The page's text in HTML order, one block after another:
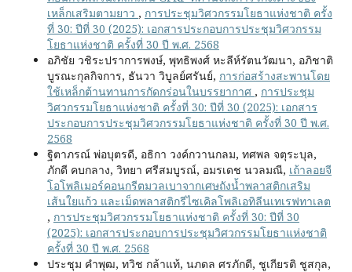
เหล็กเสริมตามยาว , การประชุมวิศวกรรมโยธาแห่งชาติ ครั้ง
ที่ 30: ปีที่ 30 (2025): เอกสารประกอบการประชุมวิศวกรรม
โยธาแห่งชาติ ครั้งที่ 30 ปี พ.ศ. 2568
อภิชัย วชิระปราการพงษ์, พุทธิพงศ์ หะลีห์รัตนวัฒนา, อภิชาติ
บูรณะกุลกิจการ, ธันวา วิบูลย์ศรันย์, การก่อสร้างสะพานโดย
ใช้เหล็กต้านทานการกัดกร่อนในบรรยากาศ , การประชุม
วิศวกรรมโยธาแห่งชาติ ครั้งที่ 30: ปีที่ 30 (2025): เอกสาร
ประกอบการประชุมวิศวกรรมโยธาแห่งชาติ ครั้งที่ 30 ปี พ.ศ.
2568
ฐิตาภรณ์ พ่อบุตรดี, อธิกา​ วงค์​กวาน​กลม, ทศพล จตุระบุล,
ภักดี คบกลาง, วิทยา ศรีสมบูรณ์, อมรเดช นวลมณี, เถ้าลอยจี
โอโพลิเมอร์คอนกรีตมวลเบาจากเศษถังน้ำพลาสติกเสริม
เส้นใยแก้ว และเม็ดพลาสติกรีไซเคิลโพลิเอทิลีนเทเรฟทาเลต
, การประชุมวิศวกรรมโยธาแห่งชาติ ครั้งที่ 30: ปีที่ 30
(2025): เอกสารประกอบการประชุมวิศวกรรมโยธาแห่งชาติ
ครั้งที่ 30 ปี พ.ศ. 2568
ประชุม คำพุฒ, ทวิช กล้าแท้, นภดล ศรภักดี, ชูเกียรติ ชูสกุล,